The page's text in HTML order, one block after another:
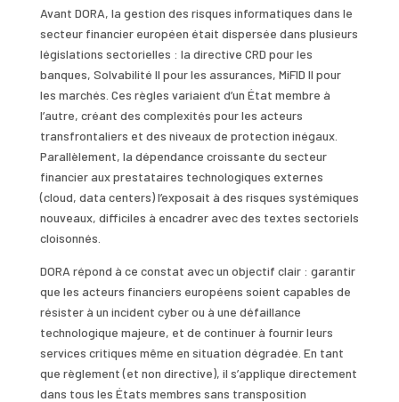
Avant DORA, la gestion des risques informatiques dans le
secteur financier européen était dispersée dans plusieurs
législations sectorielles : la directive CRD pour les
banques, Solvabilité II pour les assurances, MiFID II pour
les marchés. Ces règles variaient d’un État membre à
l’autre, créant des complexités pour les acteurs
transfrontaliers et des niveaux de protection inégaux.
Parallèlement, la dépendance croissante du secteur
financier aux prestataires technologiques externes
(cloud, data centers) l’exposait à des risques systémiques
nouveaux, difficiles à encadrer avec des textes sectoriels
cloisonnés.
DORA répond à ce constat avec un objectif clair : garantir
que les acteurs financiers européens soient capables de
résister à un incident cyber ou à une défaillance
technologique majeure, et de continuer à fournir leurs
services critiques même en situation dégradée. En tant
que règlement (et non directive), il s’applique directement
dans tous les États membres sans transposition